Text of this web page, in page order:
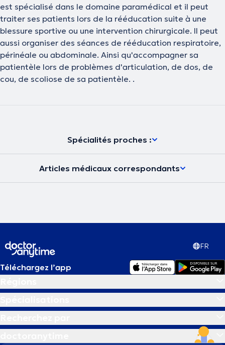
est spécialisé dans le domaine paramédical et il peut
traiter ses patients lors de la rééducation suite à une
blessure sportive ou une intervention chirurgicale. Il peut
aussi organiser des séances de rééducation respiratoire,
périnéale ou abdominale. Ainsi qu'accompagner sa
patientèle lors de problèmes d'articulation, de dos, de
cou, de scoliose de sa patientèle. .
Spécialités proches :
Articles médicaux correspondants
FR
Téléchargez l’app